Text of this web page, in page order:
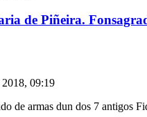
de Piñeira.
09:19
de armas dun dos 7 antigos